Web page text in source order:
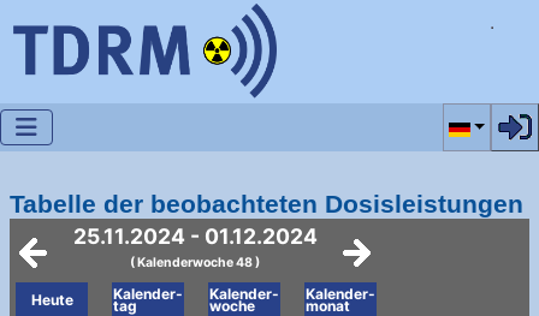
Sprache
Tabelle der beobachteten Dosisleistungen
25.11.2024 - 01.12.2024
( Kalenderwoche 48 )
Heute Kalender-
tag
Kalender-
woche
Kalender-
monat